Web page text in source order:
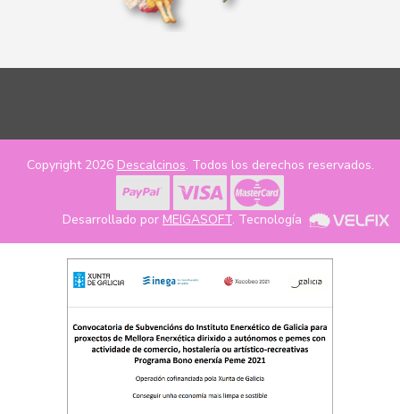
Copyright 2026 Descalcinos. Todos los derechos reservados.
Desarrollado por MEIGASOFT. Tecnología